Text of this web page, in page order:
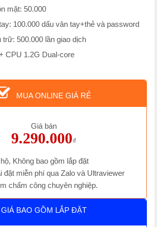
mặt: 50.000
100.000 dấu vân tay+thẻ và password
500.000 lần giao dịch
CPU 1.2G Dual-core
MUA ONLINE GIÁ RẺ
Giá bán
9.290.000₫
Không bao gồm lắp đặt
đặt miễn phí qua Zalo và Ultraviewer
chấm công chuyên nghiệp.
GIÁ BAO GỒM LẮP ĐẶT